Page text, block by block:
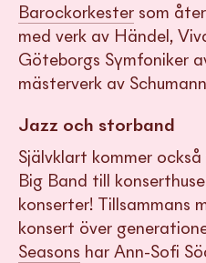
Barockorkester som
med verk av Händel,
Göteborgs Symfoniker
mästerverk av
Jazz och storband
Självklart kommer
Big Band till
konserter! Tillsammans
konsert över
Seasons har Ann-Sofi